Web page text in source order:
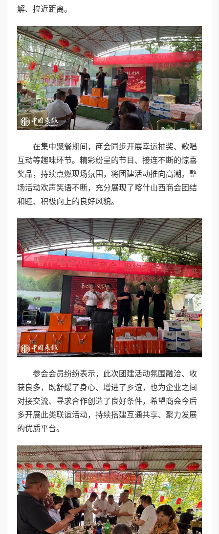
解、拉近距离。
在集中聚餐期间，商会同步开展幸运抽奖、歌唱
互动等趣味环节。精彩纷呈的节目、接连不断的惊喜
奖品，持续点燃现场氛围，将团建活动推向高潮。整
场活动欢声笑语不断，充分展现了喀什山西商会团结
和睦、积极向上的良好风貌。
参会会员纷纷表示，此次团建活动氛围融洽、收
获良多，既舒缓了身心、增进了乡谊，也为企业之间
对接交流、寻求合作创造了良好条件，希望商会今后
多开展此类联谊活动，持续搭建互通共享、聚力发展
的优质平台。